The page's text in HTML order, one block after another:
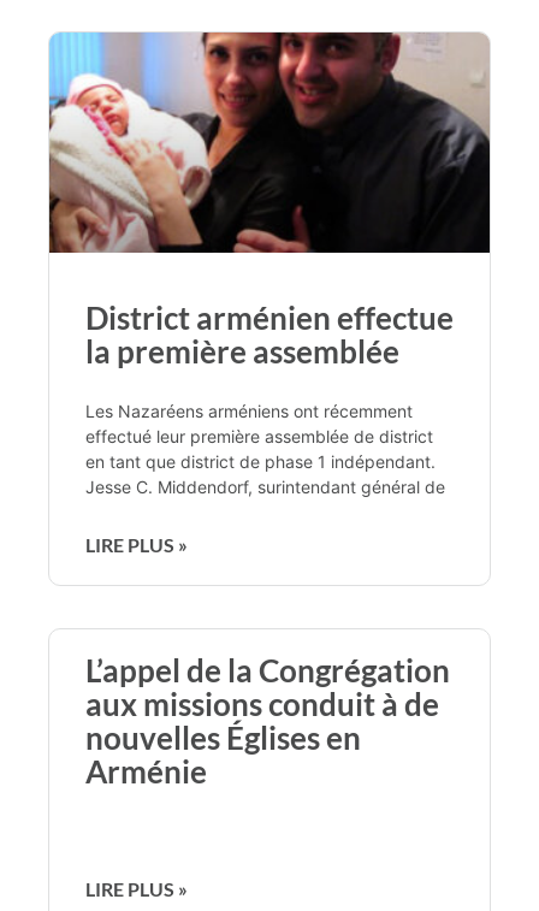
District arménien effectue
la première assemblée
Les Nazaréens arméniens ont récemment
effectué leur première assemblée de district
en tant que district de phase 1 indépendant.
Jesse C. Middendorf, surintendant général de
LIRE PLUS »
L’appel de la Congrégation
aux missions conduit à de
nouvelles Églises en
Arménie
LIRE PLUS »